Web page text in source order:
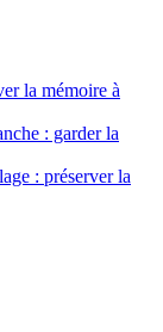
la mémoire à
: garder la
: préserver la